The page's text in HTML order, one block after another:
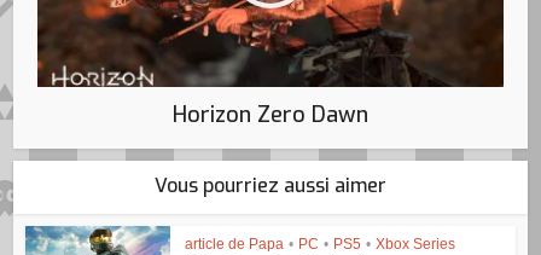
Horizon Zero Dawn
Vous pourriez aussi aimer
article de Papa • PC • PS5 • Xbox Series